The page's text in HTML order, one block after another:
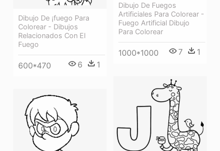
Dibujo De ¡fuego Para
Colorear - Dibujos
Relacionados Con El
Fuego
600*470 6 1
Dibujo De Fuegos
Artificiales Para Colorear -
Fuego Artificial Dibujo
Para Colorear
1000*1000 7 1